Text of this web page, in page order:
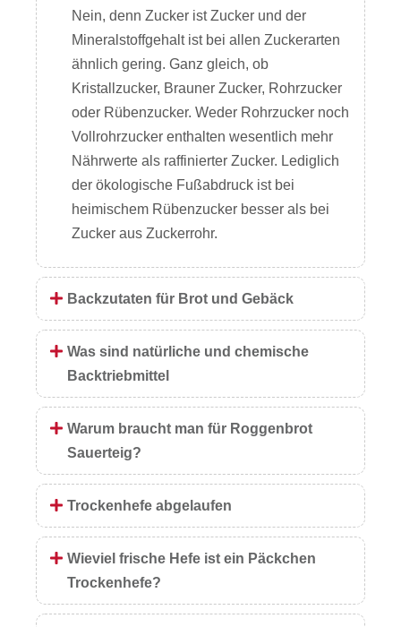
Nein, denn Zucker ist Zucker und der
Mineralstoffgehalt ist bei allen Zuckerarten
ähnlich gering. Ganz gleich, ob
Kristallzucker, Brauner Zucker, Rohrzucker
oder Rübenzucker. Weder Rohrzucker noch
Vollrohrzucker enthalten wesentlich mehr
Nährwerte als raffinierter Zucker. Lediglich
der ökologische Fußabdruck ist bei
heimischem Rübenzucker besser als bei
Zucker aus Zuckerrohr.
Backzutaten für Brot und Gebäck
Was sind natürliche und chemische
Backtriebmittel
Warum braucht man für Roggenbrot
Sauerteig?
Trockenhefe abgelaufen
Wieviel frische Hefe ist ein Päckchen
Trockenhefe?